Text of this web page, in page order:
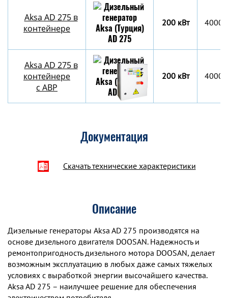
Aksa AD 275 в
контейнере
200 кВт
Aksa AD 275 в
контейнере
c АВР
200 кВт
Документация
Скачать технические характеристики
Описание
Дизельные генераторы Aksa AD 275 производятся на
основе дизельного двигателя DOOSAN. Надежность и
ремонтопригодность дизельного мотора DOOSAN, делает
возможным эксплуатацию в любых даже самых тяжелых
условиях с выработкой энергии высочайшего качества.
Aksa AD 275 – наилучшее решение для обеспечения